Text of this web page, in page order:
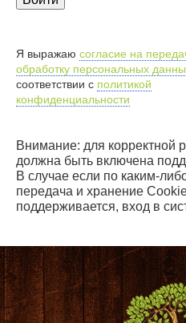
Я выражаю согласие на
обработку персональных
соответствии с политикой
конфиденциальности
Внимание: для корректной
должна быть включена
В случае если по каким-
передача и хранение
поддерживается, вход в